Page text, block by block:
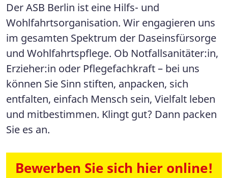
Der ASB Berlin ist eine Hilfs- und
Wohlfahrtsorganisation. Wir engagieren uns
im gesamten Spektrum der Daseinsfürsorge
und Wohlfahrtspflege. Ob Notfallsanitäter:in,
Erzieher:in oder Pflegefachkraft – bei uns
können Sie Sinn stiften, anpacken, sich
entfalten, einfach Mensch sein, Vielfalt leben
und mitbestimmen. Klingt gut? Dann packen
Sie es an.
Bewerben Sie sich hier online!